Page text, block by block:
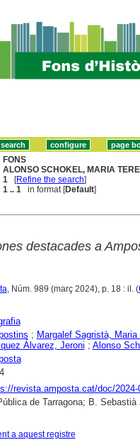
FONS
ALONSO SCHOKEL, MARIA
1 [Refine the search]
1 .. 1 in format [Default]
destacades a
, Núm. 989 (març 2024), p. 18 : il. (
; Margalef Sagristà, Maria
Álvarez, Jeroni ; Alonso
revista.amposta.cat/doc/2024-
de Tarragona; B.
a aquest registre